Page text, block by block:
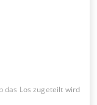
das Los zugeteilt wird